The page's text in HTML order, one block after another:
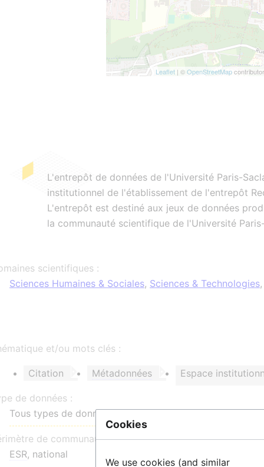
Leaflet| ©OpenStreetMap
L'entrepôt de données de l'Université Paris-
institutionnel de l'établissement de l'entrepôt
L'entrepôt est destiné aux jeux de données
la communauté scientifique de l'Université
scientifiques :
Sciences Humaines & Sociales, Sciences & Technologies
et/ou mots clés :
Citation Métadonnées Espace
de données :
Tous types de données non éligibles à un entrepôt
de communauté :
ESR, national
Cookies
We use cookies (and similar